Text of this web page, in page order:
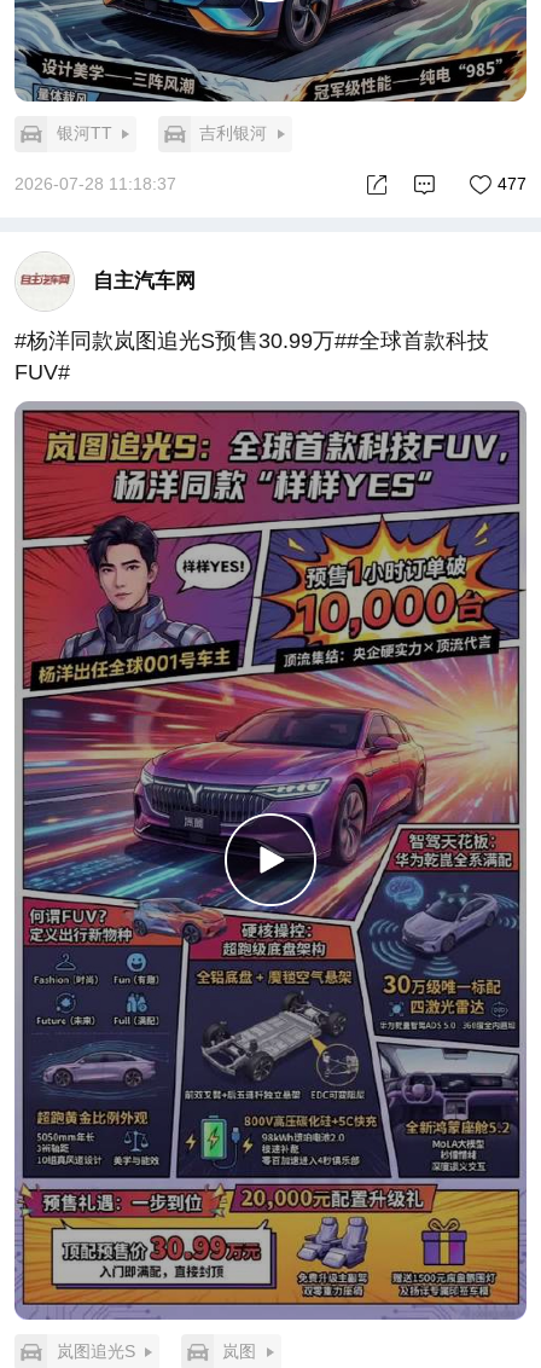
银河TT 吉利银河
2026-07-28 11:18:37 477
自主汽车网
#杨洋同款岚图追光S预售30.99万##全球首款科技
FUV#
岚图追光S 岚图